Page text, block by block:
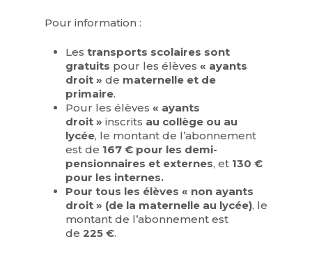
Pour information :
Les transports scolaires sont
gratuits pour les élèves « ayants
droit » de maternelle et de
primaire.
Pour les élèves « ayants
droit » inscrits au collège ou au
lycée, le montant de l’abonnement
est de 167 € pour les demi-
pensionnaires et externes, et 130 €
pour les internes.
Pour tous les élèves « non ayants
droit » (de la maternelle au lycée), le
montant de l’abonnement est
de 225 €.